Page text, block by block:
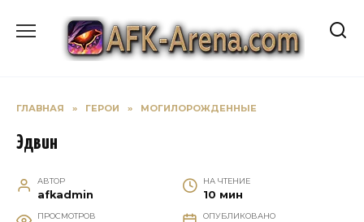
содержанию
ГЛАВНАЯ » ГЕРОИ » МОГИЛОРОЖДЕННЫЕ
Эдвин
АВТОР
afkadmin
НА ЧТЕНИЕ
10 мин
ПРОСМОТРОВ ОПУБЛИКОВАНО